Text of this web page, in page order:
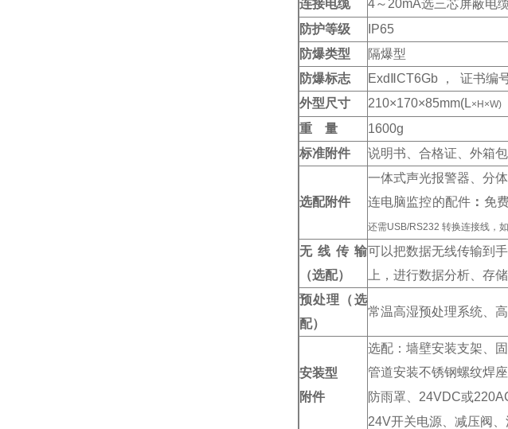
连接电缆
4～20mA选三芯屏蔽电
防护等级
IP65
防爆类型
隔爆型
防爆标志
Exd ⅡCT6Gb
， 证书编
外型尺寸
210×170×85mm(L×H×W)
重 量
1600g
标准附件
说明书、合格证、外箱
选配附件
一体式声光报警器、分
连电脑监控的配件 ： 免
还需USB/RS232 转换连接线，
无线传输
（选配）
可以把数据无线传输到
上，进行数据分析、存
预处理（选
配）
常温高湿预处理系统、
安装型
附件
选配：墙壁安装支架、
管道安装不锈钢螺纹焊
防雨罩、24VDC或
24V开关电源、减压阀、